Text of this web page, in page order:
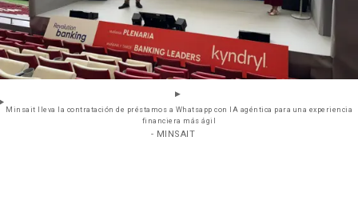
Minsait lleva la contratación de préstamos a Whatsapp con IA agéntica para una experiencia
financiera más ágil
- MINSAIT